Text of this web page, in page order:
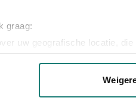
graag:
uw geografische locatie,
door het actief te scannen op
of intrekken in de